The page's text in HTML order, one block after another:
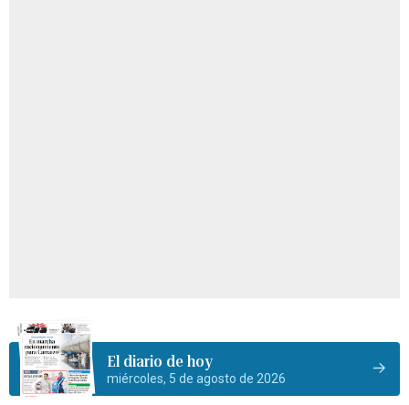
El diario de hoy
miércoles, 5 de agosto de 2026